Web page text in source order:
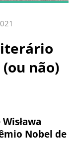
não)
Nobel de